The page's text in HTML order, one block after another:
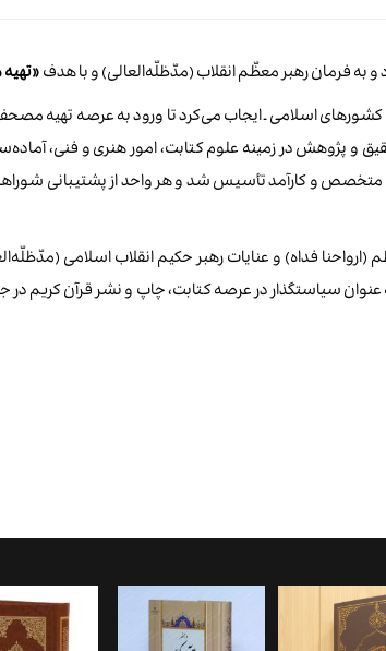
به فرمان رهبر معظّم انقلاب (مدّظلّه‌العالی) و با هدف
کشورهای اسلامی ـ ایجاب می‌کرد تا ورود به عرصه
پژوهش در زمینه علوم کتابت، امور هنری و فنی،
و کارآمد تأسیس شد و هر واحد از پشتیبانی
فداه) و عنایات رهبر حکیم انقلاب اسلامی
سیاستگذار در عرصه کتابت، چاپ و نشر قرآن کریم